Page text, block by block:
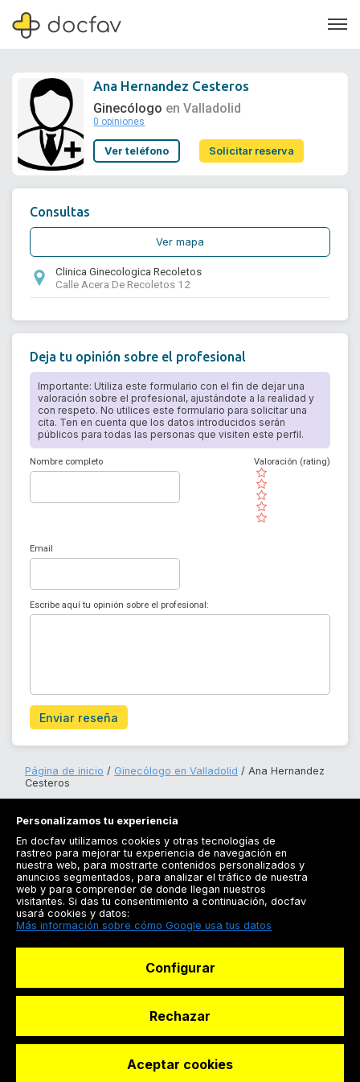
Soporte
Ana Hernandez Cesteros
Ginecólogo en Valladolid
0 opiniones
Ver teléfono Solicitar reserva
Consultas
Ver mapa
Clinica Ginecologica Recoletos
Calle Acera De Recoletos 12
Deja tu opinión sobre el profesional
Importante: Utiliza este formulario con el fin de dejar una
valoración sobre el profesional, ajustándote a la realidad y
con respeto. No utilices este formulario para solicitar una
cita. Ten en cuenta que los datos introducidos serán
públicos para todas las personas que visiten este perfil.
Nombre completo
( )
( )
( )
( )
( )
Valoración (rating)
Email
Escribe aquí tu opinión sobre el profesional:
Enviar reseña
Página de inicio Ginecólogo en Valladolid
Ana Hernandez
Cesteros
Registrarse
Docfav
© Dashboard Technologies S.L
Personalizamos tu experiencia
En docfav utilizamos cookies y otras tecnologías de
rastreo para mejorar tu experiencia de navegación en
nuestra web, para mostrarte contenidos personalizados y
anuncios segmentados, para analizar el tráfico de nuestra
web y para comprender de donde llegan nuestros
visitantes. Si das tu consentimiento a continuación, docfav
usará cookies y datos:
Más información sobre cómo Google usa tus datos
Configurar
Rechazar
Aceptar cookies